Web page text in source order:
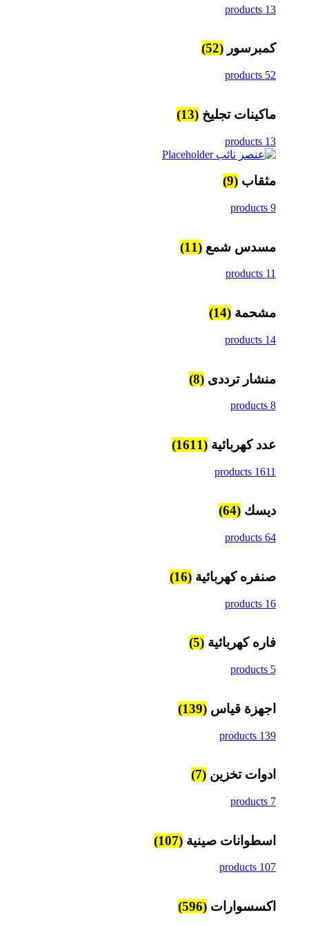
13 products
كمبرسور (52)
52 products
ماكينات تجليخ (13)
13 products
مثقاب (9)
9 products
مسدس شمع (11)
11 products
مشحمة (14)
14 products
منشار ترددى (8)
8 products
عدد كهربائية (1611)
1611 products
ديسك (64)
64 products
صنفره كهربائية (16)
16 products
فاره كهربائية (5)
5 products
اجهزة قياس (139)
139 products
ادوات تخزين (7)
7 products
اسطوانات صينية (107)
107 products
اكسسوارات (596)